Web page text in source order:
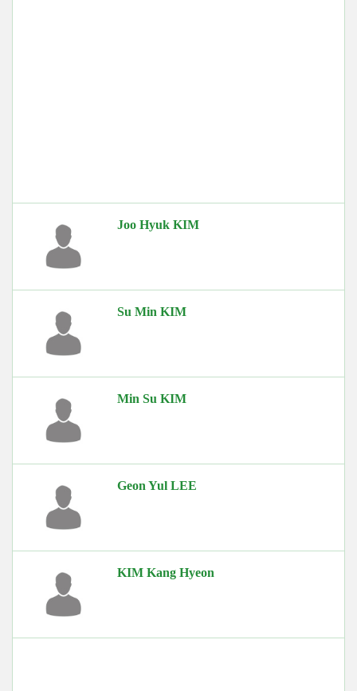
Joo Hyuk KIM
Su Min KIM
Min Su KIM
Geon Yul LEE
KIM Kang Hyeon